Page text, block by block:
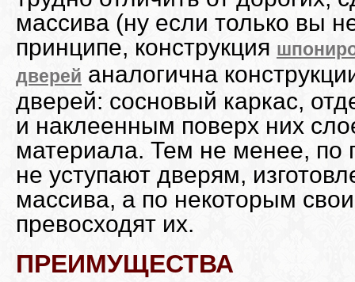
массива (ну если только вы
принципе, конструкция
дверей аналогична
дверей: сосновый каркас,
и наклеенным поверх них
материала. Тем не менее, по
не уступают дверям,
массива, а по некоторым
превосходят их.
ПРЕИМУЩЕСТВА